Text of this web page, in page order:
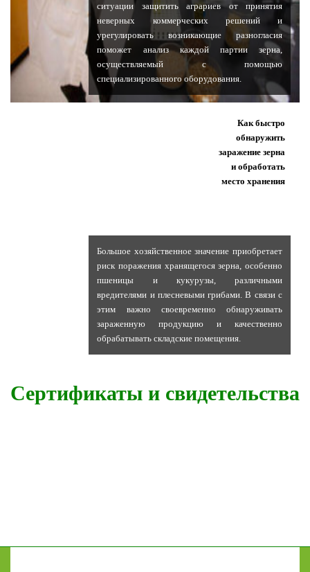
ситуации защитить аграриев от принятия
неверных коммерческих решений и
урегулировать возникающие разногласия
поможет анализ каждой партии зерна,
осуществляемый с помощью
специализированного оборудования.
Как быстро
обнаружить
заражение зерна
и обработать
место хранения
Большое хозяйственное значение приобретает
риск поражения хранящегося зерна, особенно
пшеницы и кукурузы, различными
вредителями и плесневыми грибами. В связи с
этим важно своевременно обнаруживать
зараженную продукцию и качественно
обрабатывать складские помещения.
Сертификаты и свидетельства